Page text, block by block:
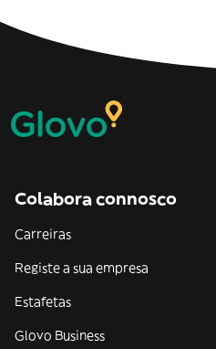
Colabora connosco
Carreiras
Registe a sua empresa
Estafetas
Glovo Business